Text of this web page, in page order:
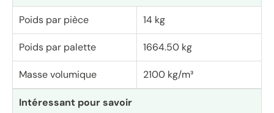
Poids par pièce 14 kg
Poids par palette 1664.50 kg
Masse volumique 2100 kg/m³
Intéressant pour savoir